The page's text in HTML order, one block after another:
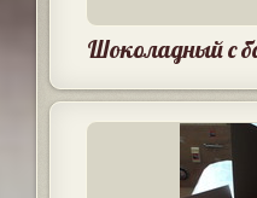
Шоколадный с